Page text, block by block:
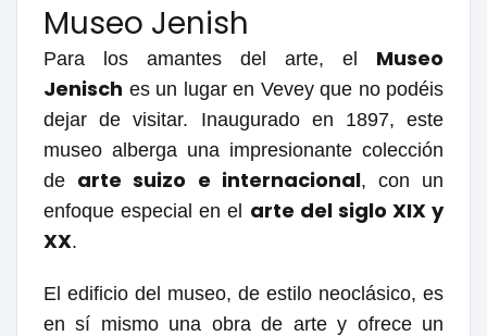
Museo Jenish
Para los amantes del arte, el Museo
Jenisch es un lugar en Vevey que no podéis
dejar de visitar. Inaugurado en 1897, este
museo alberga una impresionante colección
de arte suizo e internacional, con un
enfoque especial en el arte del siglo XIX y
XX.
El edificio del museo, de estilo neoclásico, es
en sí mismo una obra de arte y ofrece un